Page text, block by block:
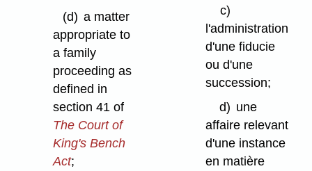
(d) a matter
appropriate to
a family
proceeding as
defined in
section 41 of
The Court of
King's Bench
Act;
c)
l'administration
d'une fiducie
ou d'une
succession;
d) une
affaire relevant
d'une instance
en matière